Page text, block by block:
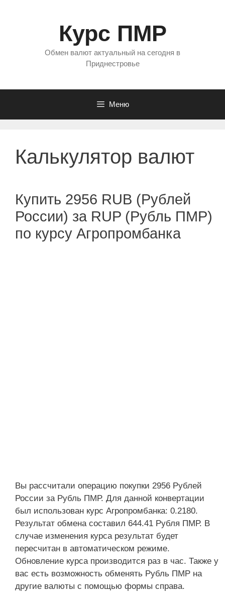
Курс ПМР
Обмен валют актуальный на сегодня в
Приднестровье
Меню
Калькулятор валют
Купить 2956 RUB (Рублей
России) за RUP (Рубль ПМР)
по курсу Агропромбанка
Вы рассчитали операцию покупки 2956 Рублей
России за Рубль ПМР. Для данной конвертации
был использован курс Агропромбанка: 0.2180.
Результат обмена составил 644.41 Рубля ПМР. В
случае изменения курса результат будет
пересчитан в автоматическом режиме.
Обновление курса производится раз в час. Также у
вас есть возможность обменять Рубль ПМР на
другие валюты с помощью формы справа.